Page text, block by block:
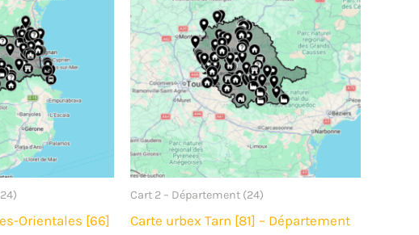
Orientales [66]
Cart 2 – Département (24)
Carte urbex Tarn [81] – Département